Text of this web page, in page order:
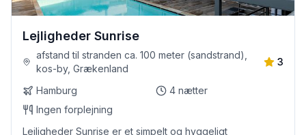
Lejligheder Sunrise
afstand til stranden ca. 100 meter (sandstrand),
kos-by, Grækenland
3
Hamburg 4 nætter
Ingen forplejning
Lejligheder Sunrise er et simpelt og hyggeligt